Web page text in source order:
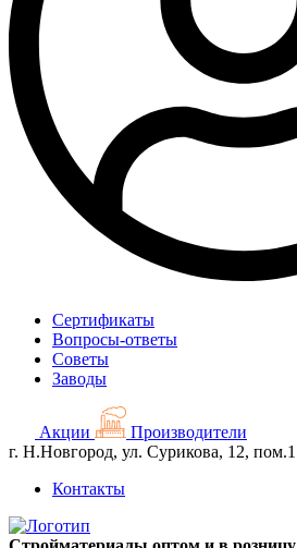
Сертификаты
Вопросы-ответы
Советы
Заводы
Акции
Производители
г. Н.Новгород, ул. Сурикова, 12, пом.1
Контакты